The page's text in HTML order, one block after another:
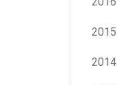
2015
2014